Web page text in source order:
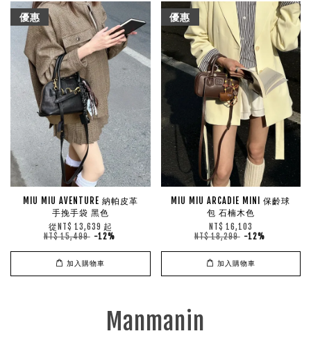
優惠
MIU MIU AVENTURE 納帕皮革
手挽手袋 黑色
從 NT$ 13,639 起
NT$ 15,499 -12%
加入購物車
優惠
MIU MIU ARCADIE MINI 保齡球
包 石楠木色
NT$ 16,103
NT$ 18,299 -12%
加入購物車
Manmanin